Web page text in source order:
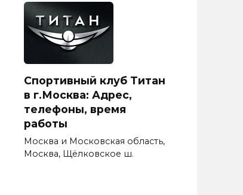
Спортивный клуб Титан
в г.Москва: Адрес,
телефоны, время
работы
Москва и Московская область,
Москва, Щёлковское ш.